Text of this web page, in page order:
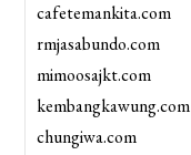
cafetemankita.com
rmjasabundo.com
mimoosajkt.com
kembangkawung.com
chungiwa.com